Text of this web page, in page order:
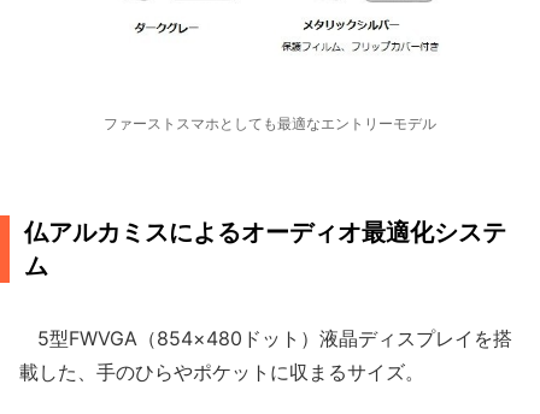
ファーストスマホとしても最適なエントリーモデル
仏アルカミスによるオーディオ最適化システ
ム
5型FWVGA（854×480ドット）液晶ディスプレイを搭
載した、手のひらやポケットに収まるサイズ。